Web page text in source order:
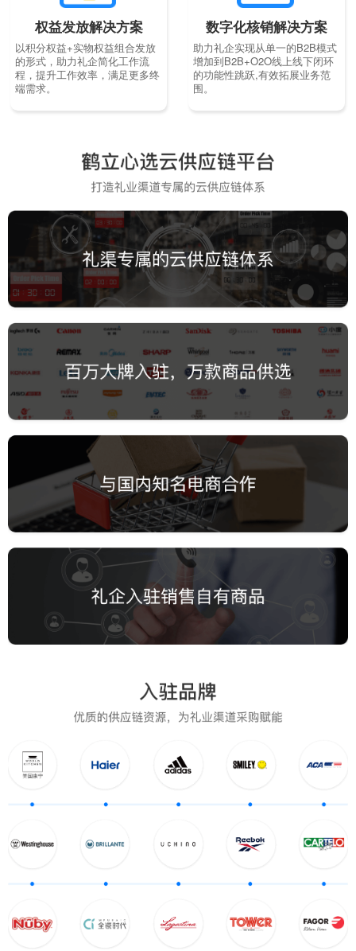
权益发放解决方案
以积分权益+实物权益组合发放
的形式，助力礼企简化工作流
程，提升工作效率，满足更多终
端需求。
数字化核销解决方案
助力礼企实现从单一的B2B模式
增加到B2B+O2O线上线下闭环
的功能性跳跃,有效拓展业务范
围。